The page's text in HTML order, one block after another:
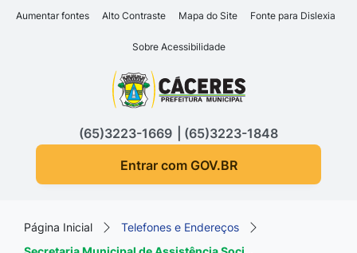
Seção de atalhos e links
Ir para o conteúdo [alt+1]
Ir para o rodapé [alt+4]
Aumentar fontes Alto Contraste Mapa do Site Fonte para Dislexia
Sobre Acessibilidade
Seção do menu principal
(65)3223-1669
(65)3223-1848
Entrar com GOV.BR
Página Inicial
Telefones e Endereços